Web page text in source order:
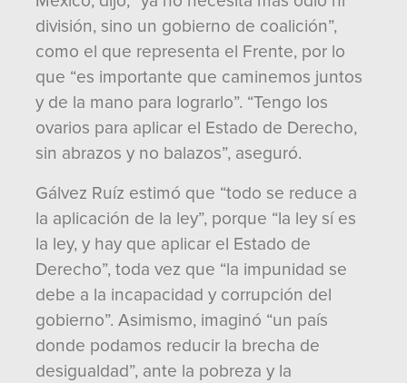
división, sino un gobierno de coalición”,
como el que representa el Frente, por lo
que “es importante que caminemos juntos
y de la mano para lograrlo”. “Tengo los
ovarios para aplicar el Estado de Derecho,
sin abrazos y no balazos”, aseguró.
Gálvez Ruíz estimó que “todo se reduce a
la aplicación de la ley”, porque “la ley sí es
la ley, y hay que aplicar el Estado de
Derecho”, toda vez que “la impunidad se
debe a la incapacidad y corrupción del
gobierno”. Asimismo, imaginó “un país
donde podamos reducir la brecha de
desigualdad”, ante la pobreza y la